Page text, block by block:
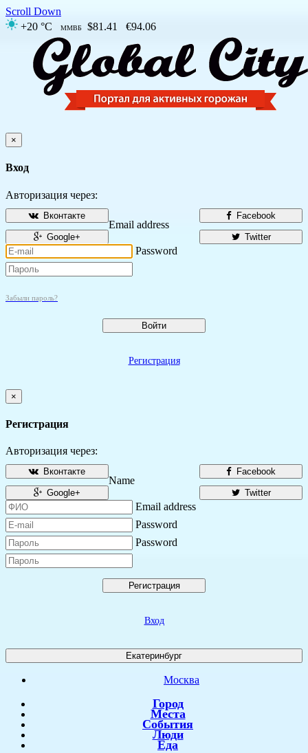
Scroll Down
+20 °C
ММВБ $81.41 €94.06
×
Вход
Авторизация через:
Facebook
Вконтакте
Twitter
Google+
Email address
Password
Забыли пароль?
Войти
Регистрация
×
Регистрация
Авторизация через:
Facebook
Вконтакте
Twitter
Google+
Name
Email address
Password
Password
Регистрация
Вход
Екатеринбург
Москва
Город
Места
События
Люди
Еда